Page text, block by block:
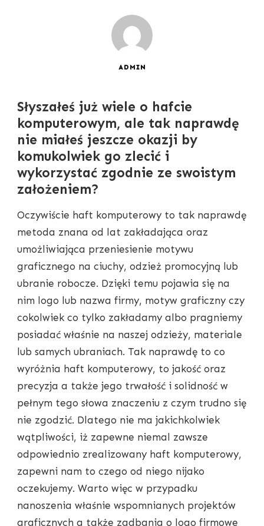
ADMIN
Słyszałeś już wiele o hafcie
komputerowym, ale tak naprawdę
nie miałeś jeszcze okazji by
komukolwiek go zlecić i
wykorzystać zgodnie ze swoistym
założeniem?
Oczywiście haft komputerowy to tak naprawdę
metoda znana od lat zakładająca oraz
umożliwiająca przeniesienie motywu
graficznego na ciuchy, odzież promocyjną lub
ubranie robocze. Dzięki temu pojawia się na
nim logo lub nazwa firmy, motyw graficzny czy
cokolwiek co tylko zakładamy albo pragniemy
posiadać właśnie na naszej odzieży, materiale
lub samych ubraniach. Tak naprawdę to co
wyróżnia haft komputerowy, to jakość oraz
precyzja a także jego trwałość i solidność w
pełnym tego słowa znaczeniu z czym trudno się
nie zgodzić. Dlatego nie ma jakichkolwiek
wątpliwości, iż zapewne niemal zawsze
odpowiednio zrealizowany haft komputerowy,
zapewni nam to czego od niego nijako
oczekujemy. Warto więc w przypadku
nanoszenia właśnie wspomnianych projektów
graficznych a także zadbania o logo firmowe